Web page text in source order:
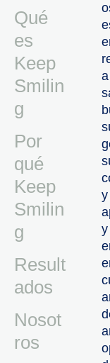
Qué
es
Keep
Smilin
g
Por
qué
Keep
Smilin
g
Result
ados
Nosot
ros